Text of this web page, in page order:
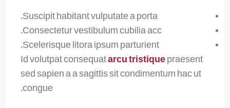
Suscipit habitant vulputate a porta.
Consectetur vestibulum cubilia acc.
Scelerisque litora ipsum parturient.
Id volutpat consequatarcu tristique praesent
sed sapien a a sagittis sit condimentum hac ut
congue.